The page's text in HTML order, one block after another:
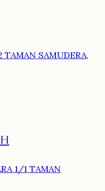
TAMAN SAMUDERA,
1/1 TAMAN